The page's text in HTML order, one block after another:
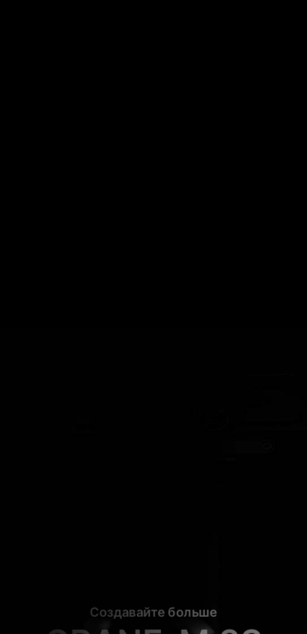
Создавайте больше